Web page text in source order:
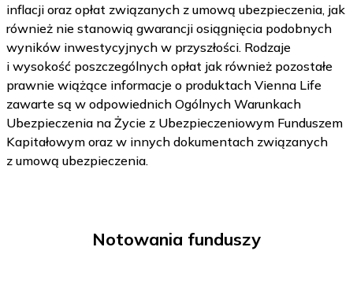
inflacji oraz opłat związanych z umową ubezpieczenia, jak
również nie stanowią gwarancji osiągnięcia podobnych
wyników inwestycyjnych w przyszłości. Rodzaje
i wysokość poszczególnych opłat jak również pozostałe
prawnie wiążące informacje o produktach Vienna Life
zawarte są w odpowiednich Ogólnych Warunkach
Ubezpieczenia na Życie z Ubezpieczeniowym Funduszem
Kapitałowym oraz w innych dokumentach związanych
z umową ubezpieczenia.
Notowania funduszy